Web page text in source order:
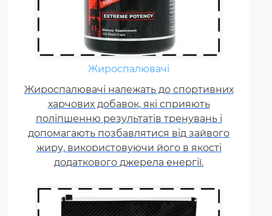
Жироспалювачі
Жироспалювачі належать до спортивних
харчових добавок, які сприяють
поліпшенню результатів тренувань і
допомагають позбавлятися від зайвого
жиру, використовуючи його в якості
додаткового джерела енергії.
Гейнер (від англ. Gain - приріст,
добавка) - харчова добавка при
спортивному харчуванні.
Містить, головним чином,
вуглеводи (прості або складні,
від чого залежить ціна товару) і
білок (як правило концентрат
сироваткового білка, але
зустрічаються і
мультикомпонентні за складом
білка гейнери).